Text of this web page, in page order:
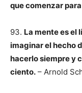
que comenzar
93. La mente es el
imaginar el hecho
hacerlo siempre y
ciento. – Arnold